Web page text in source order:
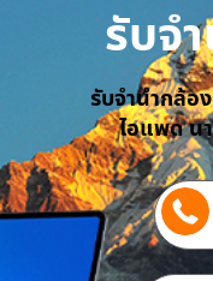
รับจ
รับจำนำกล้อ
ไอแพด น